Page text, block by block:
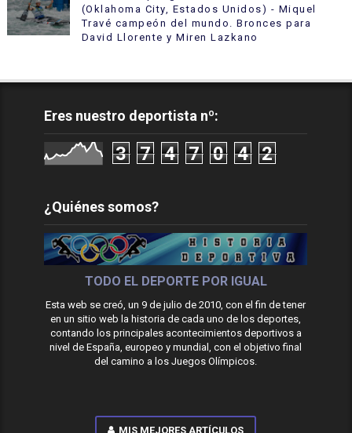
(Oklahoma City, Estados Unidos) - Miquel
Travé campeón del mundo. Bronces para
David Llorente y Miren Lazkano
Eres nuestro deportista nº:
3 7 4 7 0 4 2
¿Quiénes somos?
TODO EL DEPORTE POR IGUAL
Esta web se creó, un 9 de julio de 2010, con el fin de tener
en un sitio web la historia de cada uno de los deportes,
contando los principales acontecimientos deportivos a
nivel de España, europeo y mundial, con el objetivo final
del camino a los Juegos Olímpicos.
MIS MEJORES ARTÍCULOS